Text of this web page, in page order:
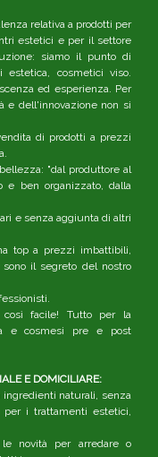
relativa a prodotti per
estetici e per il settore
siamo il punto di
estetica, cosmetici viso.
ed esperienza. Per
e dell'innovazione non si
di prodotti a prezzi
"dal produttore al
e ben organizzato, dalla
e senza aggiunta di altri
top a prezzi imbattibili,
il segreto del nostro
facile! Tutto per la
e cosmesi pre e post
E DOMICILIARE:
ingredienti naturali, senza
per i trattamenti estetici,
novità per arredare o